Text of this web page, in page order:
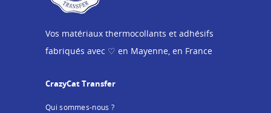
Vos matériaux thermocollants et adhésifs
fabriqués avec ♡ en Mayenne, en France
CrazyCat Transfer
Qui sommes-nous ?